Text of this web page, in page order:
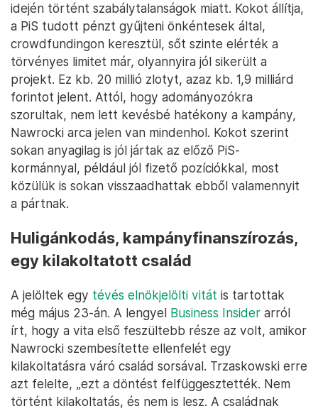
idején történt szabálytalanságok miatt. Kokot állítja,
a PiS tudott pénzt gyűjteni önkéntesek által,
crowdfundingon keresztül, sőt szinte elérték a
törvényes limitet már, olyannyira jól sikerült a
projekt. Ez kb. 20 millió zlotyt, azaz kb. 1,9 milliárd
forintot jelent. Attól, hogy adományozókra
szorultak, nem lett kevésbé hatékony a kampány,
Nawrocki arca jelen van mindenhol. Kokot szerint
sokan anyagilag is jól jártak az előző PiS-
kormánnyal, például jól fizető pozíciókkal, most
közülük is sokan visszaadhattak ebből valamennyit
a pártnak.
Huligánkodás, kampányfinanszírozás,
egy kilakoltatott család
A jelöltek egy tévés elnökjelölti vitát is tartottak
még május 23-án. A lengyel Business Insider arról
írt, hogy a vita első feszültebb része az volt, amikor
Nawrocki szembesítette ellenfelét egy
kilakoltatásra váró család sorsával. Trzaskowski erre
azt felelte, „ezt a döntést felfüggesztették. Nem
történt kilakoltatás, és nem is lesz. A családnak